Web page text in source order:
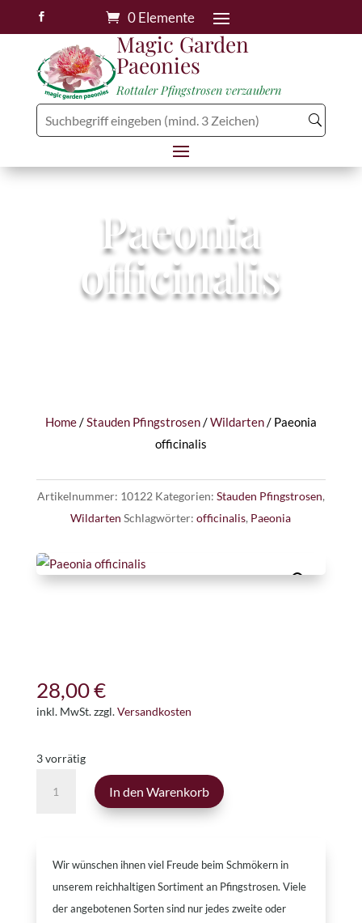
 0 Elemente
Magic Garden
Paeonies
Rottaler Pfingstrosen verzaubern
Paeonia
officinalis
Home/Stauden Pfingstrosen/Wildarten/ Paeonia
officinalis
Artikelnummer: 10122 Kategorien: Stauden Pfingstrosen,
Wildarten Schlagwörter:officinalis, Paeonia
28,00€
inkl. MwSt. zzgl.Versandkosten
3 vorrätig
officinalis
In den Warenkorb
Wir wünschen ihnen viel Freude beim Schmökern in
unserem reichhaltigen Sortiment an Pfingstrosen. Viele
der angebotenen Sorten sind nur jedes zweite oder